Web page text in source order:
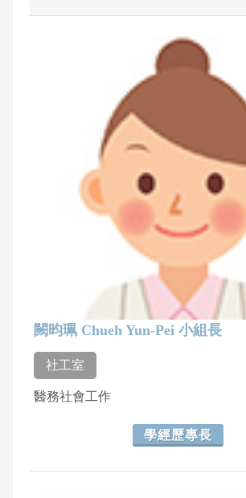
闕昀珮 Chueh Yun-Pei 小組長
社工室
醫務社會工作
學經歷專長